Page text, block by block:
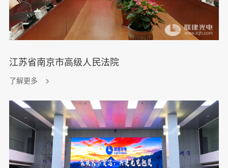
江苏省南京市高级人民法院
了解更多